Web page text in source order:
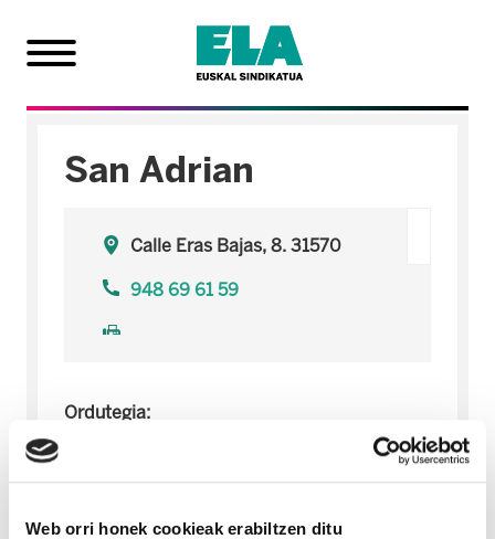
Web orri honek cookieak erabiltzen ditu
San Adrian
Calle Eras Bajas, 8. 31570
948 69 61 59
Ordutegia: